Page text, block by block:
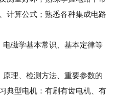
计算公式；熟悉各种集成电路
磁学基本常识、基本定律等
理、检测方法、重要参数的
典型电机：有刷有齿电机、有